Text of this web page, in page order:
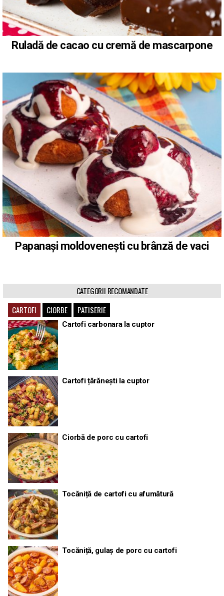
Ruladă de cacao cu cremă de mascarpone
Papanași moldovenești cu brânză de vaci
CATEGORII RECOMANDATE
CARTOFI
CIORBE PATISERIE
Cartofi carbonara la cuptor
Cartofi țărănești la cuptor
Ciorbă de porc cu cartofi
Tocăniță de cartofi cu afumătură
Tocăniță, gulaș de porc cu cartofi